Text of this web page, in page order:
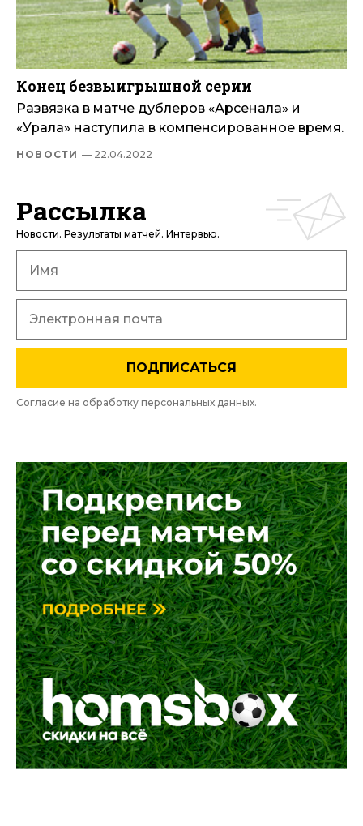
Конец безвыигрышной серии
Развязка в матче дублеров «Арсенала» и
«Урала» наступила в компенсированное время.
НОВОСТИ — 22.04.2022
Рассылка
Новости. Результаты матчей. Интервью.
ПОДПИСАТЬСЯ
Согласие на обработку персональных данных.